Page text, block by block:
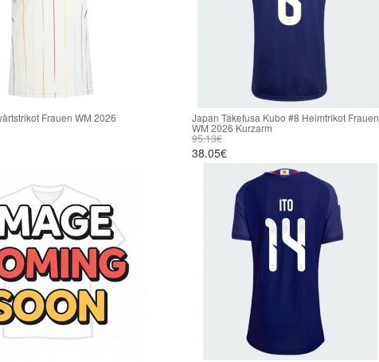
Frauen WM 2026 Japan Takefusa Kubo #8 Heimtrikot Frauen
WM 2026 Kurzarm
95.13€
38.05€